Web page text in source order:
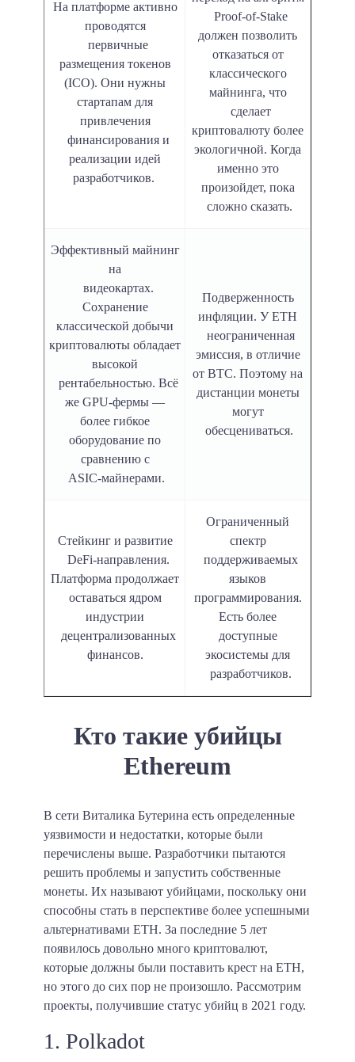
На платформе активно
проводятся
первичные
размещения токенов
(ICO). Они нужны
стартапам для
привлечения
финансирования и
реализации идей
разработчиков.
Proof-of-Stake
должен позволить
отказаться от
классического
майнинга, что
сделает
криптовалюту более
экологичной. Когда
именно это
произойдет, пока
сложно сказать.
Эффективный майнинг
на
видеокартах.
Сохранение
классической добычи
криптовалюты обладает
высокой
рентабельностью. Всё
же GPU-фермы —
более гибкое
оборудование по
сравнению с
ASIC-майнерами.
Подверженность
инфляции. У ETH
неограниченная
эмиссия, в отличие
от BTC. Поэтому на
дистанции монеты
могут
обесцениваться.
Стейкинг и развитие
DeFi-направления.
Платформа продолжает
оставаться ядром
индустрии
децентрализованных
финансов.
Ограниченный
спектр
поддерживаемых
языков
программирования.
Есть более
доступные
экосистемы для
разработчиков.
Кто такие убийцы
Ethereum
В сети Виталика Бутерина есть определенные
уязвимости и недостатки, которые были
перечислены выше. Разработчики пытаются
решить проблемы и запустить собственные
монеты. Их называют убийцами, поскольку они
способны стать в перспективе более успешными
альтернативами ETH. За последние 5 лет
появилось довольно много криптовалют,
которые должны были поставить крест на ETH,
но этого до сих пор не произошло. Рассмотрим
проекты, получившие статус убийц в 2021 году.
1. Polkadot